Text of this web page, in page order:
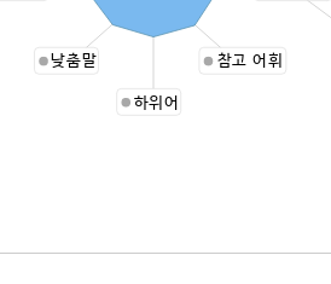
참고 어휘
하위어
낮춤말